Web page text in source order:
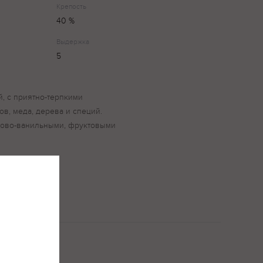
Крепость
40 %
Выдержка
5
с приятно-терпкими
меда, дерева и специй.
ванильными, фруктовыми